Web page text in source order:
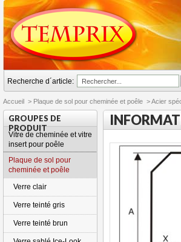
Recherche d´article:
Accueil > Plaque de sol pour cheminée et poêle >Acier
GROUPES DE
PRODUIT
Vitre de cheminée et vitre
insert pour poêle
Plaque de sol pour
cheminée et poêle
Verre clair
Verre teinté gris
Verre teinté brun